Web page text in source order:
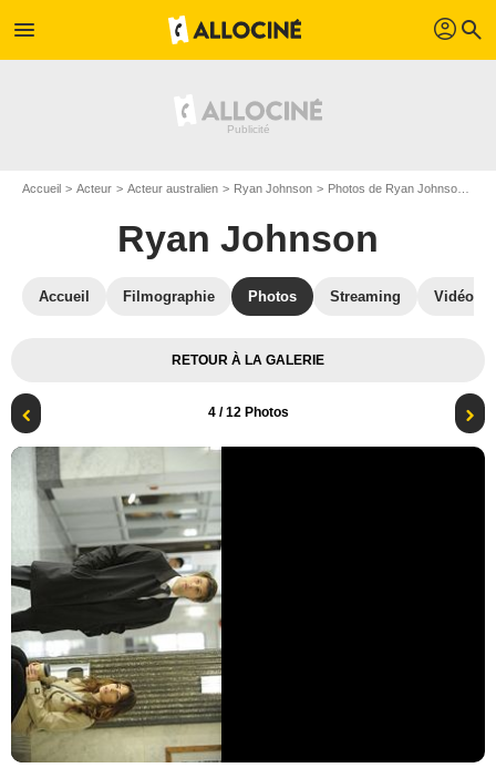
menu profil search
Accueil Acteur Acteur australien Ryan Johnson Photos de Ryan Johnson
Ryan Johnson
Accueil Filmographie Photos Streaming Vidéos
RETOUR À LA GALERIE
4/ 12 Photos